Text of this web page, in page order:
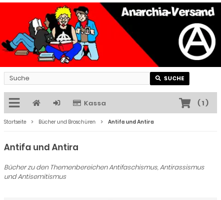
SUCHE
Kassa (1)
Startseite Bücher und Broschüren Antifa und Antira
Antifa und Antira
Bücher zu den Themenbereichen Antifaschismus, Antirassismus
und Antisemitismus